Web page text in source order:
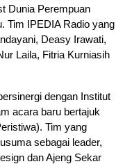
Dunia Perempuan
Tim IPEDIA Radio yang
Deasy Irawati,
Laila, Fitria Kurniasih
dengan Institut
acara baru bertajuk
Tim yang
sebagai leader,
dan Ajeng Sekar